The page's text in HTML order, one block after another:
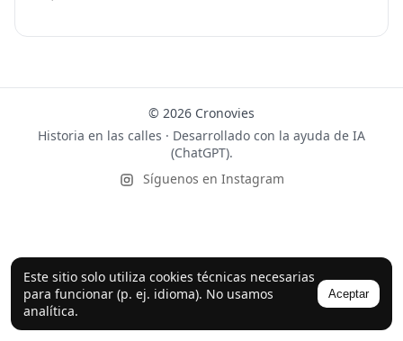
Este sitio solo utiliza cookies técnicas necesarias
para funcionar (p. ej. idioma). No usamos
analítica.
Aceptar
© 2026 Cronovies
Historia en las calles · Desarrollado con la ayuda de IA
(ChatGPT).
Síguenos en Instagram